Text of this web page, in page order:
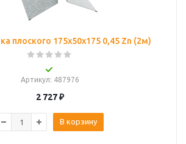
плоского 175х50х175 0,45 Zn (2м)
Артикул: 487976
2 727₽
В корзину